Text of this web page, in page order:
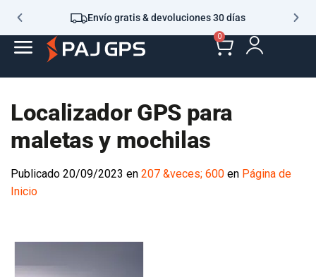
Envío gratis & devoluciones 30 días
0
Localizador GPS para
maletas y mochilas
Publicado 20/09/2023 en 207 &veces; 600 en Página de
Inicio